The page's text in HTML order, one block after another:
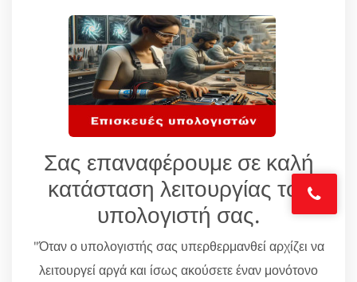
Σας επαναφέρουμε σε καλή
κατάσταση λειτουργίας τον
υπολογιστή σας.
"Όταν ο υπολογιστής σας υπερθερμανθεί αρχίζει να
λειτουργεί αργά και ίσως ακούσετε έναν μονότονο